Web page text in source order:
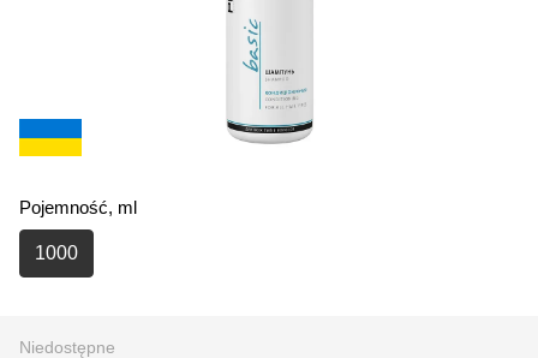
Pojemność, ml
1000
Niedostępne